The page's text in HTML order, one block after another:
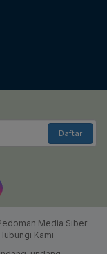
Daftar
Media Siber
Kami